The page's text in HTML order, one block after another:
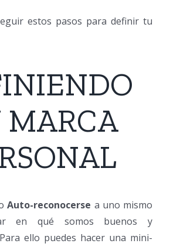
estos pasos para definir tu
MARCA
Auto-reconocerse a uno mismo
en qué somos buenos y
ello puedes hacer una mini-